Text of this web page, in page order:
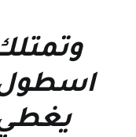
اسطول
يغطي